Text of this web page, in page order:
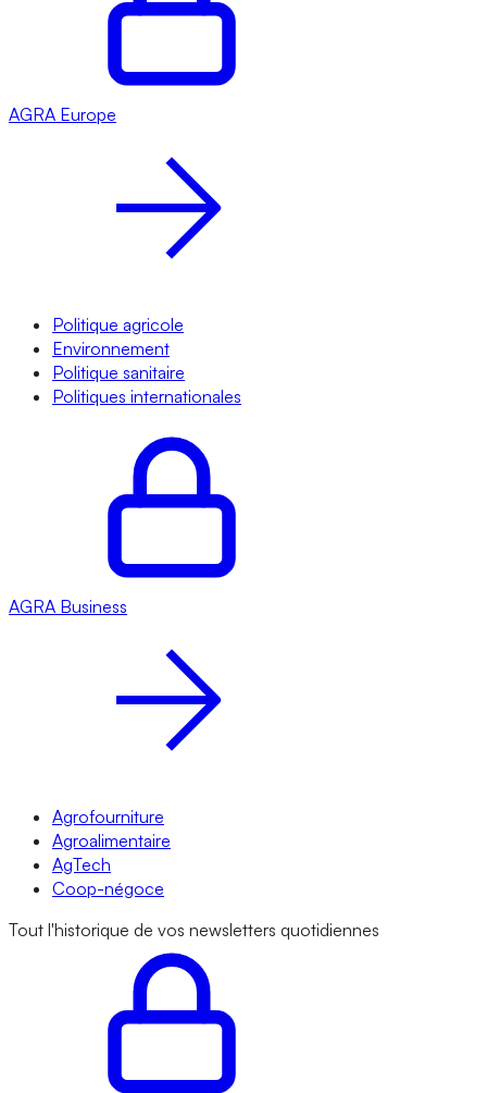
AGRA Europe
Politique agricole
Environnement
Politique sanitaire
Politiques internationales
AGRA Business
Agrofourniture
Agroalimentaire
AgTech
Coop-négoce
Tout l'historique de vos newsletters quotidiennes